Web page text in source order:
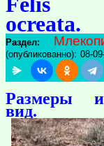
ocreata.
Раздел:
(опубликованно): 08-
Размеры
вид.